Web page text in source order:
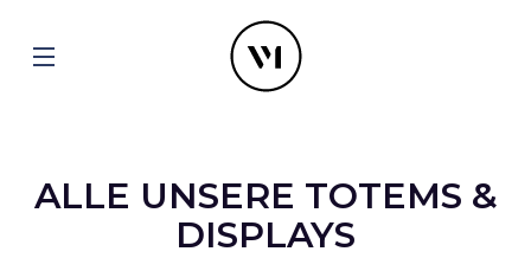
ALLE UNSERE TOTEMS &
DISPLAYS